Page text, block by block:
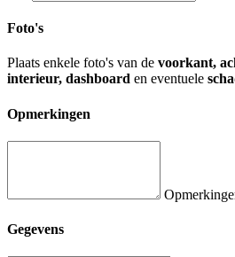
Foto's
Plaats enkele foto's van de voorkant,
interieur, dashboard en eventuele
Opmerkingen
Gegevens